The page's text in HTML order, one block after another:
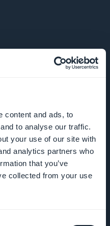
content and ads, to
to analyse our traffic.
your use of our site with
analytics partners who
that you’ve
collected from your use